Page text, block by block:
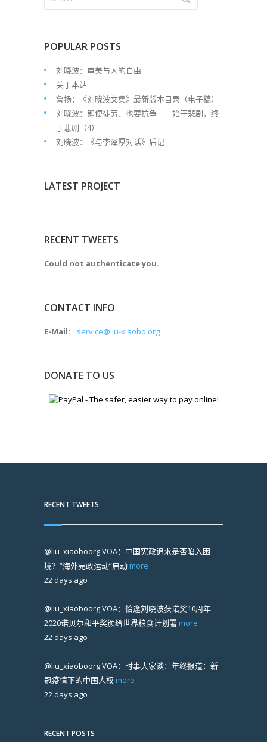
POPULAR POSTS
刘晓波：审美与人的自由
关于本站
鲁扬：《刘晓波文集》最新版本目录（电子稿）
刘晓波：即便徒劳、也要抗争——始于悲剧，终
于悲剧（4）
刘晓波：《与李泽厚对话》后记
LATEST PROJECT
RECENT TWEETS
Could not authenticate you.
CONTACT INFO
E-Mail: service@liu-xiaobo.org
DONATE TO US
RECENT TWEETS
@liu_xiaoboorgVOA：中国宪政追求是否陷入困
境？“海外宪政运动”启动 more
22 days ago
@liu_xiaoboorgVOA：恰逢刘晓波获诺奖10周年
2020诺贝尔和平奖颁给世界粮食计划署 more
22 days ago
@liu_xiaoboorgVOA：时事大家谈：年终报道：新
冠疫情下的中国人权 more
22 days ago
RECENT POSTS